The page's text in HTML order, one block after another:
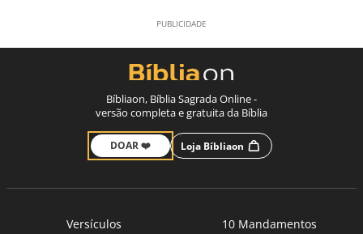
Bíbliaon, Bíblia Sagrada Online -
versão completa e gratuita da Bíblia
DOAR ❤️ Loja Bíbliaon
Versículos
10 Mandamentos